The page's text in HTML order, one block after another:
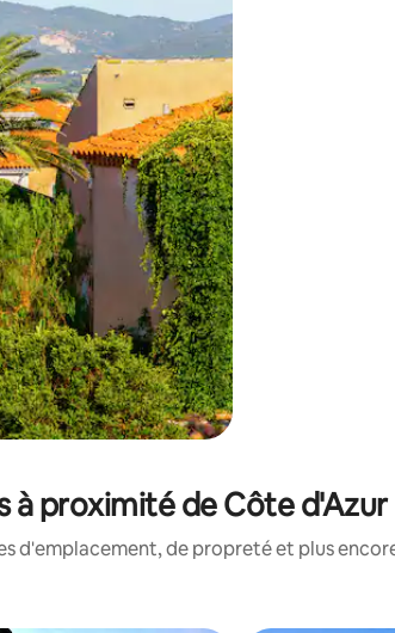
et en faisant glisser.
à proximité de Côte d'Azur
d'emplacement, de propreté et plus